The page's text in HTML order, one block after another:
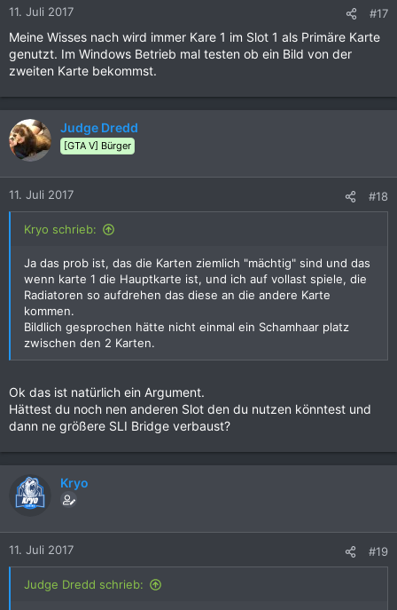
n
n
:
11. Juli 2017 #17
Meine Wisses nach wird immer Kare 1 im Slot 1 als Primäre Karte
genutzt. Im Windows Betrieb mal testen ob ein Bild von der
zweiten Karte bekommst.
Judge Dredd
[GTA V] Bürger
11. Juli 2017 #18
Kryo schrieb:
Ja das prob ist, das die Karten ziemlich "mächtig" sind und das
wenn karte 1 die Hauptkarte ist, und ich auf vollast spiele, die
Radiatoren so aufdrehen das diese an die andere Karte
kommen.
Bildlich gesprochen hätte nicht einmal ein Schamhaar platz
zwischen den 2 Karten.
Ok das ist natürlich ein Argument.
Hättest du noch nen anderen Slot den du nutzen könntest und
dann ne größere SLI Bridge verbaust?
Kryo
11. Juli 2017 #19
Judge Dredd schrieb: